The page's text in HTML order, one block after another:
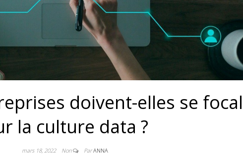
doivent-elles se
la culture data ?
mars 18, 2022 Non ParANNA